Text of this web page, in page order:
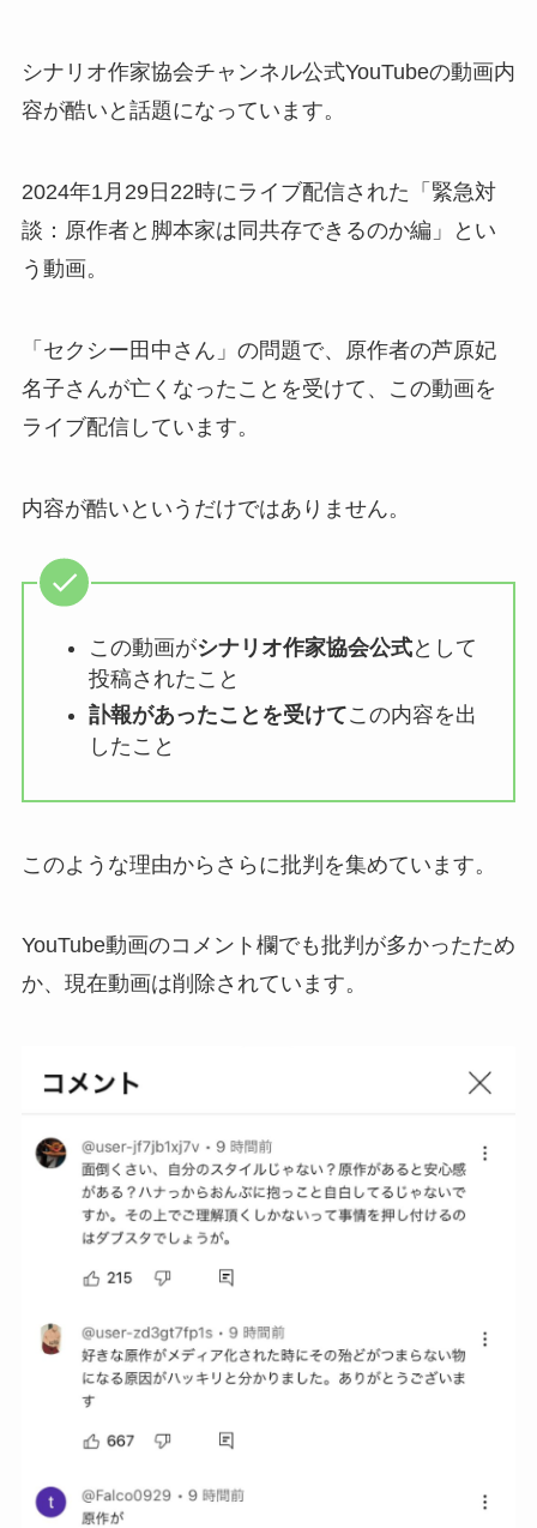
シナリオ作家協会チャンネル公式YouTubeの動画内
容が酷いと話題になっています。
2024年1月29日22時にライブ配信された「緊急対
談：原作者と脚本家は同共存できるのか編」とい
う動画。
「セクシー田中さん」の問題で、原作者の芦原妃
名子さんが亡くなったことを受けて、この動画を
ライブ配信しています。
内容が酷いというだけではありません。
この動画がシナリオ作家協会公式として
投稿されたこと
訃報があったことを受けてこの内容を出
したこと
このような理由からさらに批判を集めています。
YouTube動画のコメント欄でも批判が多かったため
か、現在動画は削除されています。